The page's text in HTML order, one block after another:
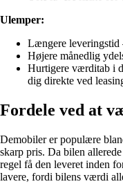
Ulemper:
Længere leveringstid
Højere månedlig
Hurtigere værditab i
dig direkte ved
Fordele ved at
Demobiler er populære
skarp pris. Da bilen
regel få den leveret inden
lavere, fordi bilens værdi